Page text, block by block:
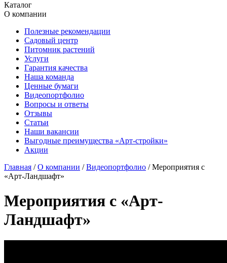
Каталог
О компании
Полезные рекомендации
Садовый центр
Питомник растений
Услуги
Гарантия качества
Наша команда
Ценные бумаги
Видеопортфолио
Вопросы и ответы
Отзывы
Статьи
Наши вакансии
Выгодные преимущества «Арт-стройки»
Акции
Главная /О компании /Видеопортфолио / Мероприятия с
«Арт-Ландшафт»
Мероприятия с «Арт-
Ландшафт»